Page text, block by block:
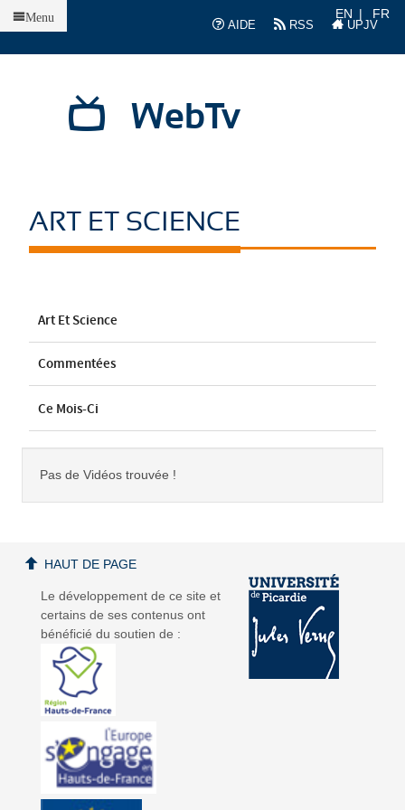
AIDE
RSS UPJV
EN FR
WebTv
Menu
ART ET SCIENCE
Art Et Science
Commentées
Ce Mois-Ci
Pas de Vidéos trouvée !
Le développement de ce site et
certains de ses contenus ont
bénéficié du soutien de :
HAUT DE PAGE